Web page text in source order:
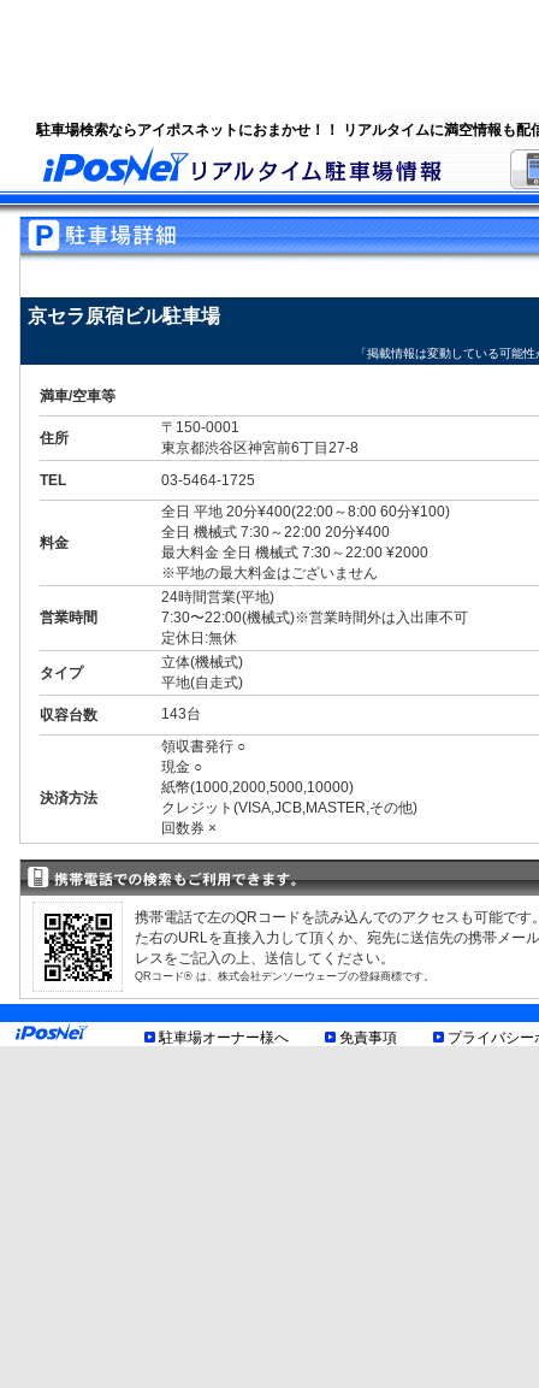
駐車場検索ならアイポスネットにおまかせ！！ リアルタイムに満空情報も配
京セラ原宿ビル駐車場
「掲載情報は変動している可能
満車/空車等
住所
〒150-0001
東京都渋谷区神宮前6丁目27-8
TEL
03-5464-1725
料金
全日 平地 20分¥400(22:00～8:00 60分¥100)
全日 機械式 7:30～22:00 20分¥400
最大料金 全日 機械式 7:30～22:00 ¥2000
※平地の最大料金はございません
営業時間
24時間営業(平地)
7:30〜22:00(機械式)※営業時間外は入出庫不可
定休日:無休
タイプ
立体(機械式)
平地(自走式)
収容台数
143台
決済方法
領収書発行 ○
現金 ○
紙幣(1000,2000,5000,10000)
クレジット(VISA,JCB,MASTER,その他)
回数券 ×
プリペイドカード ○
制限事項
3ナンバー ○
RV ○
1BOX ○
外車 ○
高 1.50m まで
幅 1.80m まで
重量 2.00t まで
改造車不可(3ナンバーのハイブリット車も対象となる場
携帯電話で左のQRコードを読み込んでのアクセスも可能です
た右のURLを直接入力して頂くか、宛先に送信先の携帯メー
レスをご記入の上、送信してください。
QRコード® は、株式会社デンソーウェーブの登録商標です。
駐車場オーナー様へ 免責事項 プライバシー